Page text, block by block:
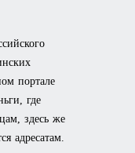
портале
где
здесь же
адресатам.